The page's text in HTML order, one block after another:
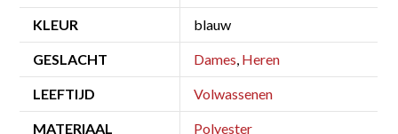
KLEUR blauw
GESLACHT Dames, Heren
LEEFTIJD Volwassenen
MATERIAAL Polyester